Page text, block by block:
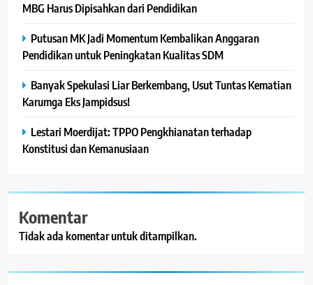
MBG Harus Dipisahkan dari Pendidikan
Putusan MK Jadi Momentum Kembalikan Anggaran
Pendidikan untuk Peningkatan Kualitas SDM
Banyak Spekulasi Liar Berkembang, Usut Tuntas Kematian
Karumga Eks Jampidsus!
Lestari Moerdijat: TPPO Pengkhianatan terhadap
Konstitusi dan Kemanusiaan
Komentar
Tidak ada komentar untuk ditampilkan.